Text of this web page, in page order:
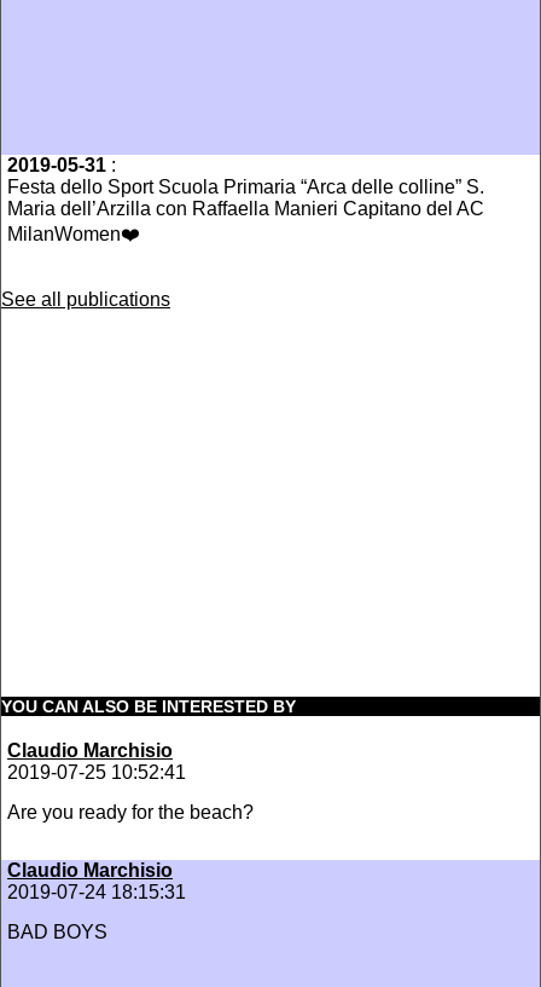
2019-05-31 :
Festa dello Sport Scuola Primaria “Arca delle colline” S.
Maria dell’Arzilla con Raffaella Manieri Capitano del AC
MilanWomen❤️
See all publications
YOU CAN ALSO BE INTERESTED BY
Claudio Marchisio
2019-07-25 10:52:41
Are you ready for the beach?
Claudio Marchisio
2019-07-24 18:15:31
BAD BOYS